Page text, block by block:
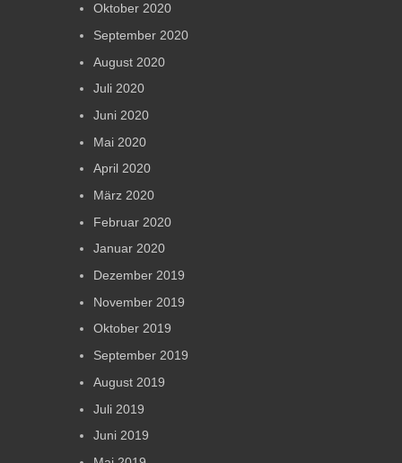
Oktober 2020
September 2020
August 2020
Juli 2020
Juni 2020
Mai 2020
April 2020
März 2020
Februar 2020
Januar 2020
Dezember 2019
November 2019
Oktober 2019
September 2019
August 2019
Juli 2019
Juni 2019